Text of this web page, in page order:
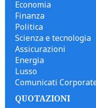
Economia
Finanza
Politica
Scienza e tecnologia
Assicurazioni
Energia
Lusso
Comunicati
QUOTAZIONI